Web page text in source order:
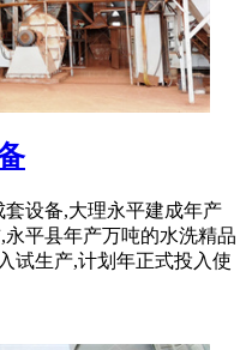
设备,大理永平建成年产
平县年产万吨的水洗精品
试生产,计划年正式投入使